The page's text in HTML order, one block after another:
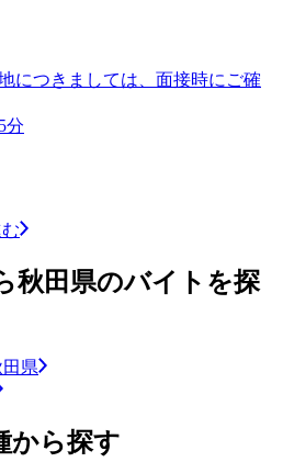
につきましては、面接時にご確
分
秋田県のバイトを探
県
から探す